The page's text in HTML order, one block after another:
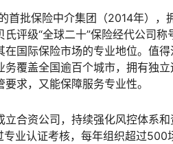
首批保险中介集团（2014年），
评级“全球二十”保险经代公司
在国际保险市场的专业地位。值得
覆盖全国逾百个城市，拥有独
求，又能保障服务专业性。
合资公司，持续强化风控体系和
业认证考核，每年组织超过500